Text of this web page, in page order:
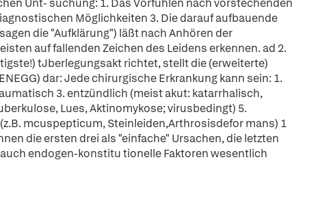
Unt- suchung: 1. Das Vorfühlen nach vorstechenden
Möglichkeiten 3. Die darauf aufbauende
die "Aufklärung") läßt nach Anhören der
auf fallenden Zeichen des Leidens erkennen. ad 2.
tJberlegungsakt richtet, stellt die (erweiterte)
dar: Jede chirurgische Erkrankung kann sein: 1.
3. entzündlich (meist akut: katarrhalisch,
Lues, Aktinomykose; virusbedingt) 5.
mcuspepticum, Steinleiden,Arthrosisdefor mans) 1
die ersten drei als "einfache" Ursachen, die letzten
endogen-konstitu tionelle Faktoren wesentlich